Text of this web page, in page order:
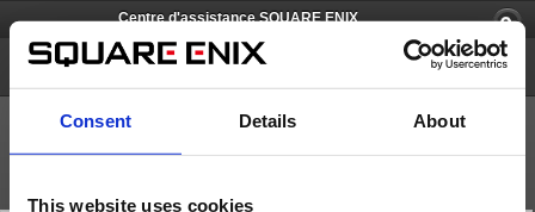
Consent Details About
This website uses cookies
Centre d'assistance SQUARE ENIX
Chocobo GP